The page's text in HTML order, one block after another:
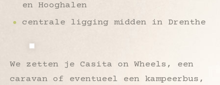
en Hooghalen
centrale ligging midden in Drenthe
We zetten je Casita on Wheels, een
caravan of eventueel een kampeerbus,